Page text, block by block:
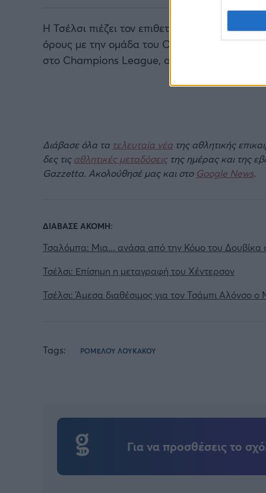
Η Τσέλσι πιέζει τον επιθετικό να αποδεχτεί
όρους με την ομάδα του Ουνάι Έμερι, αλλά
στο Champions League, o Βέλγος προτιμά τη
Διάβασε όλα τα τελευταία νέα της αθλητικής
δες τιςαθλητικές μεταδόσειςτης ημέρας και της
Gazzetta. Ακολούθησέ μας και στο Google News.
ΔΙΑΒΑΣΕ ΑΚΟΜΗ:
Τσαλόμπα: Μια... ανάσα από την Κόμο του Δουβίκα
Τσέλσι: Επίσημη η μεταγραφή του Χέντερσον
Τσέλσι: Άμεσα διαθέσιμος για τον Τσάμπι Αλόνσο ο
Tags: ΡΟΜΕΛΟΥ ΛΟΥΚΑΚΟΥ
Για να προσθέσεις το